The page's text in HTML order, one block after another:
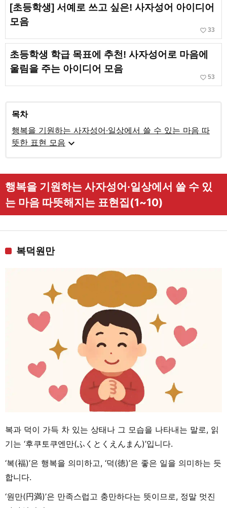
[초등학생] 서예로 쓰고 싶은! 사자성어 아이디어
모음
favorite_border 33
초등학생 학급 목표에 추천! 사자성어로 마음에
울림을 주는 아이디어 모음
favorite_border 53
목차
행복을 기원하는 사자성어·일상에서 쓸 수 있는 마음 따
뜻한 표현 모음 expand_more
행복을 기원하는 사자성어·일상에서 쓸 수 있
는 마음 따뜻해지는 표현집(1~10)
복덕원만
복과 덕이 가득 차 있는 상태나 그 모습을 나타내는 말로, 읽
기는 ‘후쿠토쿠엔만(ふくとくえんまん)’입니다.
‘복(福)’은 행복을 의미하고, ‘덕(徳)’은 좋은 일을 의미하는 듯
합니다.
‘원만(円満)’은 만족스럽고 충만하다는 뜻이므로, 정말 멋진